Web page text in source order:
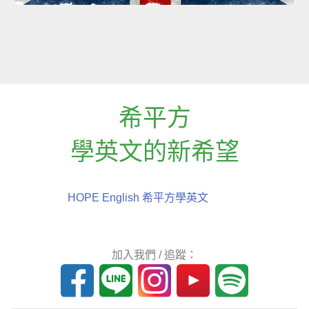
希平方
學英文的新希望
HOPE English 希平方學英文
加入我們 / 追蹤：